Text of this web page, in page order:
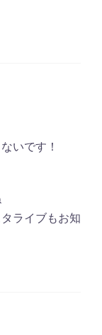
いです！
ライブもお知